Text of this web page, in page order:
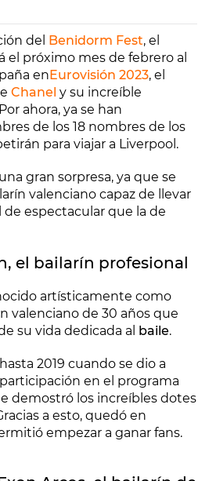
del Benidorm Fest, el
el próximo mes de febrero al
enEurovisión 2023, el
Chanel y su increíble
ahora, ya se han
de los 18 nombres de los
para viajar a Liverpool.
gran sorpresa, ya que se
valenciano capaz de llevar
espectacular que la de
el bailarín profesional
artísticamente como
valenciano de 30 años que
su vida dedicada al baile.
2019 cuando se dio a
en el programa
demostró los increíbles dotes
a esto, quedó en
empezar a ganar fans.